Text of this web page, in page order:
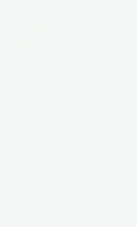
et le poivre.
un escargot, puis recouvrez
°C. Servez chaud avec du pain
au fromage 🧀